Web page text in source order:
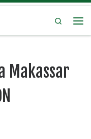
Search
Makassar